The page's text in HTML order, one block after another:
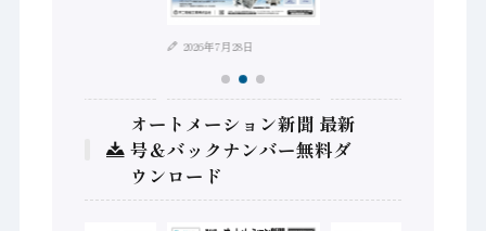
2026年7月28日
オートメーション新聞 最新
号＆バックナンバー無料ダ
ウンロード